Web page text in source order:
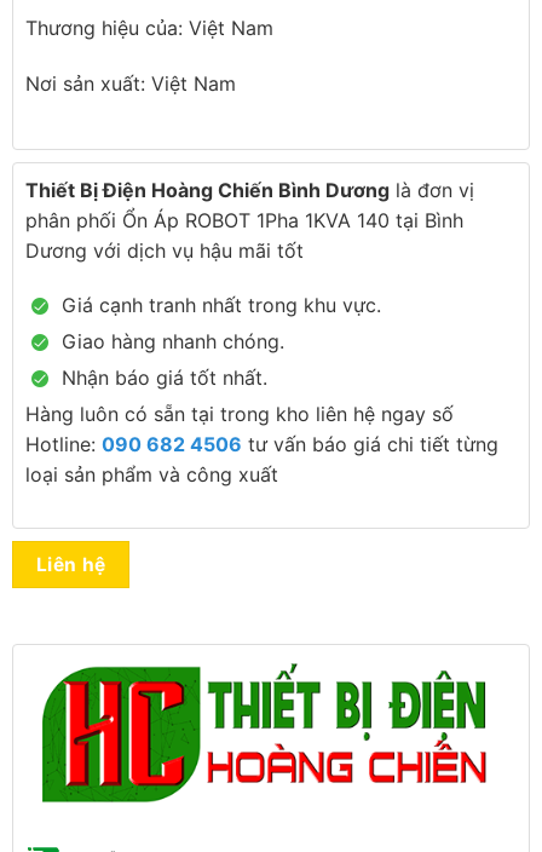
Thương hiệu của: Việt Nam
Nơi sản xuất: Việt Nam
Thiết Bị Điện Hoàng Chiến Bình Dương là đơn vị
phân phối Ổn Áp ROBOT 1Pha 1KVA 140 tại Bình
Dương với dịch vụ hậu mãi tốt
Giá cạnh tranh nhất trong khu vực.
Giao hàng nhanh chóng.
Nhận báo giá tốt nhất.
Hàng luôn có sẵn tại trong kho liên hệ ngay số
Hotline: 090 682 4506 tư vấn báo giá chi tiết từng
loại sản phẩm và công xuất
Liên hệ